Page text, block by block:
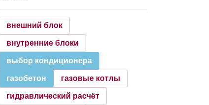
внешний блок
внутренние блоки
выбор кондиционера
газобетон газовые котлы
гидравлический расчёт